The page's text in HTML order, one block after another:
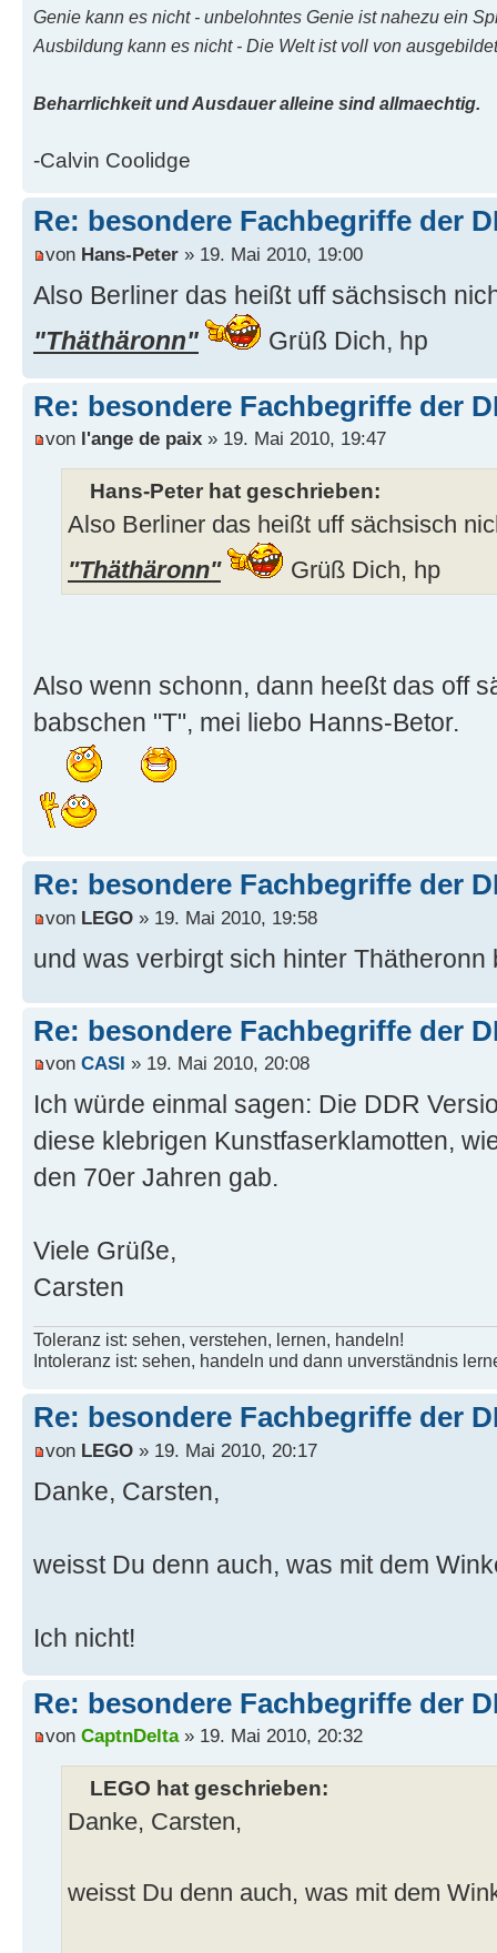
Genie kann es nicht - unbelohntes Genie ist nahezu ein
Ausbildung kann es nicht - Die Welt ist voll von
Beharrlichkeit und Ausdauer alleine sind allmaechtig.
-Calvin Coolidge
Re: besondere Fachbegriffe der
von Hans-Peter » 19. Mai 2010, 19:00
Also Berliner das heißt uff sächsisch
"Thäthäronn"
Grüß Dich, hp
Re: besondere Fachbegriffe der
von l'ange de paix » 19. Mai 2010, 19:47
Hans-Peter hat geschrieben:
Also Berliner das heißt uff sächsisch
"Thäthäronn"
Grüß Dich, hp
Also wenn schonn, dann heeßt das off
babschen "T", mei liebo Hanns-Betor.
Re: besondere Fachbegriffe der
von LEGO » 19. Mai 2010, 19:58
und was verbirgt sich hinter Thätheronn
Re: besondere Fachbegriffe der
von CASI » 19. Mai 2010, 20:08
Ich würde einmal sagen: Die DDR
diese klebrigen Kunstfaserklamotten,
den 70er Jahren gab.
Viele Grüße,
Carsten
Toleranz ist: sehen, verstehen, lernen, handeln!
Intoleranz ist: sehen, handeln und dann unverständnis
Re: besondere Fachbegriffe der
von LEGO » 19. Mai 2010, 20:17
Danke, Carsten,
weisst Du denn auch, was mit dem
Ich nicht!
Re: besondere Fachbegriffe der
von CaptnDelta» 19. Mai 2010, 20:32
LEGO hat geschrieben:
Danke, Carsten,
weisst Du denn auch, was mit dem